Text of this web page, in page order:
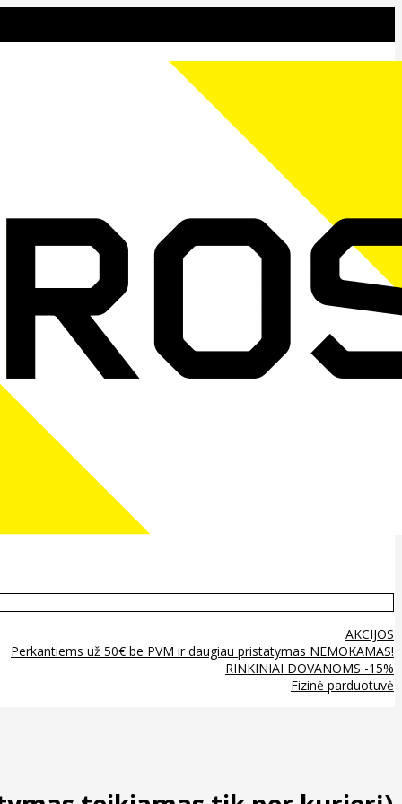
AKCIJOS
Perkantiems už 50€ be PVM ir daugiau pristatymas NEMOKAMAS!
RINKINIAI DOVANOMS -15%
Fizinė parduotuvė